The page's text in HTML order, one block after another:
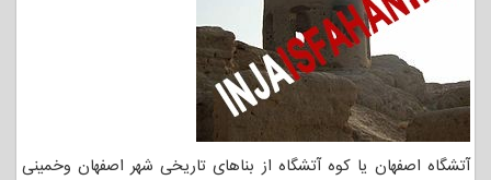
آتشگاه اصفهان یا کوه آتشگاه از بناهای تاریخی شهر اصفهان وخمینی